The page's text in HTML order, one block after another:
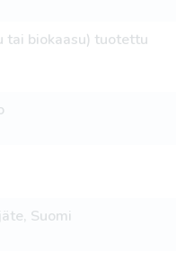
tai biokaasu) tuotettu
Suomi